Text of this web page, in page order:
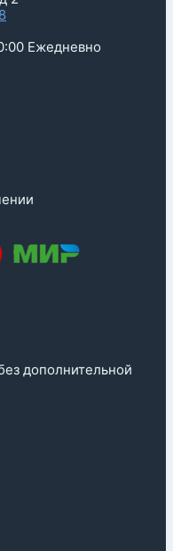
Ежедневно
дополнительной